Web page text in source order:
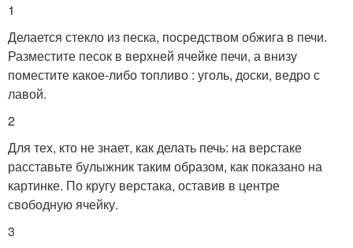
1
Делается стекло из песка, посредством обжига в печи.
Разместите песок в верхней ячейке печи, а внизу
поместите какое-либо топливо : уголь, доски, ведро с
лавой.
2
Для тех, кто не знает, как делать печь: на верстаке
расставьте булыжник таким образом, как показано на
картинке. По кругу верстака, оставив в центре
свободную ячейку.
3